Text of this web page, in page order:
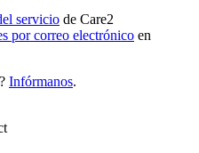
servicio de Care2
por correo electrónico en
Infórmanos.